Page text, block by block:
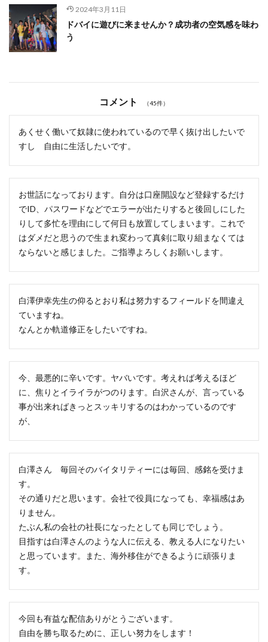
2024年3月11日
ドバイに遊びに来ませんか？成功者の空気感を味わ
う
コメント （45件）
あくせく働いて奴隷に使われているので早く抜け出したいで
すし 自由に生活したいです。
お世話になっております。自分は口座開設など登録するだけ
でID、パスワードなどでエラーが出たりすると後回しにした
りして多忙を理由にして何日も放置してしまいます。これで
はダメだと思うので生まれ変わって真剣に取り組まなくては
ならないと感じました。ご指導よろしくお願いします。
白澤伊幸先生の仰るとおり私は努力するフィールドを間違え
ていますね。
なんとか軌道修正をしたいですね。
今、最悪的に辛いです。ヤバいです。考えれば考えるほど
に、焦りとイライラがつのります。白沢さんが、言っている
事が出来ればきっとスッキリするのはわかっているのです
が、
白澤さん 毎回そのバイタリティーには毎回、感銘を受けま
す。
その通りだと思います。会社で役員になっても、幸福感はあ
りません。
たぶん私の会社の社長になったとしても同じでしょう。
目指すは白澤さんのような人に伝える、教える人になりたい
と思っています。また、海外移住ができるように頑張りま
す。
今回も有益な配信ありがとうございます。
自由を勝ち取るために、正しい努力をします！